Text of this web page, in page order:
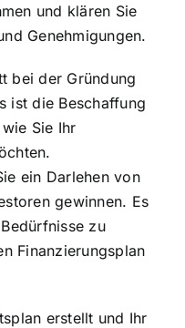
und klären Sie
Genehmigungen.
bei der Gründung
ist die Beschaffung
Sie Ihr
ein Darlehen von
gewinnen. Es
zu
Finanzierungsplan
erstellt und Ihr